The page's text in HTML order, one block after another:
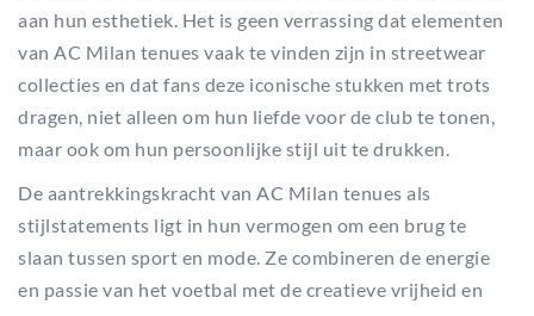
aan hun esthetiek. Het is geen verrassing dat elementen
van AC Milan tenues vaak te vinden zijn in streetwear
collecties en dat fans deze iconische stukken met trots
dragen, niet alleen om hun liefde voor de club te tonen,
maar ook om hun persoonlijke stijl uit te drukken.
De aantrekkingskracht van AC Milan tenues als
stijlstatements ligt in hun vermogen om een brug te
slaan tussen sport en mode. Ze combineren de energie
en passie van het voetbal met de creatieve vrijheid en